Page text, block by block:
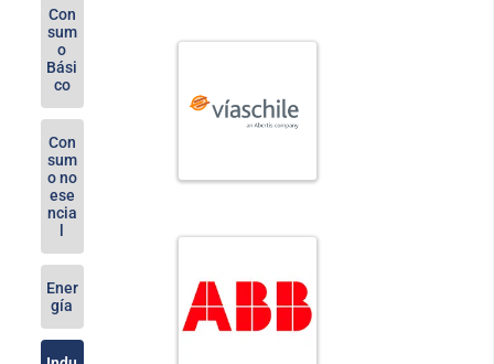
Con
sum
o
Bási
co
Con
sum
o no
ese
ncia
Ener
gía